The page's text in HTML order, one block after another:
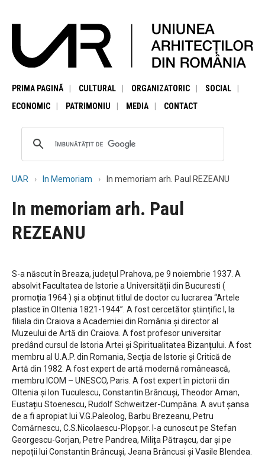
PRIMA PAGINĂ CULTURAL ORGANIZATORIC
SOCIAL
ECONOMIC
PATRIMONIU MEDIA CONTACT
UAR In Memoriam In memoriam arh. Paul REZEANU
In memoriam arh. Paul
REZEANU
S-a născut în Breaza, județul Prahova, pe 9 noiembrie 1937. A
absolvit Facultatea de Istorie a Universității din Bucuresti (
promoția 1964 ) și a obținut titlul de doctor cu lucrarea “Artele
plastice în Oltenia 1821-1944”. A fost cercetător științific I, la
filiala din Craiova a Academiei din România și director al
Muzeului de Artă din Craiova. A fost profesor universitar
predând cursul de Istoria Artei și Spiritualitatea Bizanțului. A fost
membru al U.A.P. din Romania, Secția de Istorie și Critică de
Artă din 1982. A fost expert de artă modernă românească,
membru ICOM – UNESCO, Paris. A fost expert în pictorii din
Oltenia și Ion Tuculescu, Constantin Brâncuși, Theodor Aman,
Eustațiu Stoenescu, Rudolf Schweitzer-Cumpăna. A avut șansa
de a fi apropiat lui V.G.Paleolog, Barbu Brezeanu, Petru
Comărnescu, C.S.Nicolaescu-Plopșor. I-a cunoscut pe Stefan
Georgescu-Gorjan, Petre Pandrea, Milița Pătrașcu, dar și pe
nepoții lui Constantin Brâncuși, Jeana Brâncusi și Vasile Blendea.